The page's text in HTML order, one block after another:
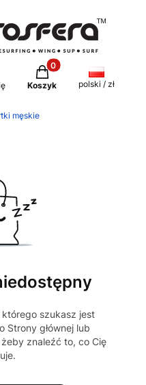
Produkty w koszyku:
Koszyk polski / zł
męskie
szukasz jest
Strony głównej lub
znaleźć to, co Cię